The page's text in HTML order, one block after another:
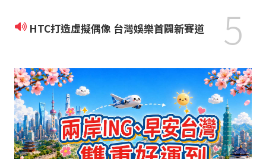
HTC打造虛擬偶像 台灣娛樂首闢新賽道 5